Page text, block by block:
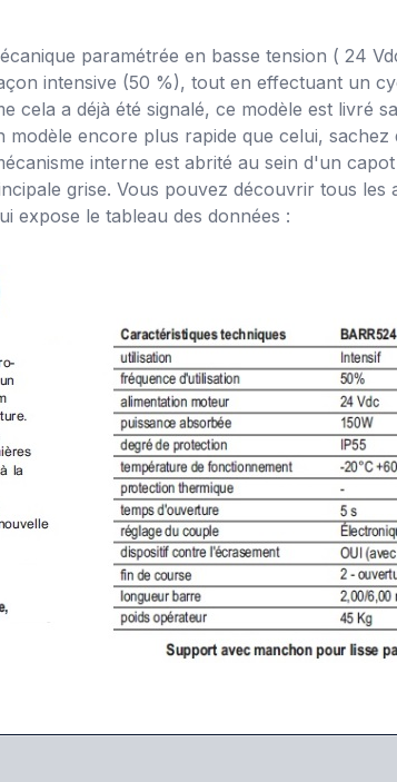
paramétrée en basse tension ( 24
intensive (50 %), tout en effectuant un
a déjà été signalé, ce modèle est livré
encore plus rapide que celui,
interne est abrité au sein d'un
grise. Vous pouvez découvrir tous les
expose le tableau des données :